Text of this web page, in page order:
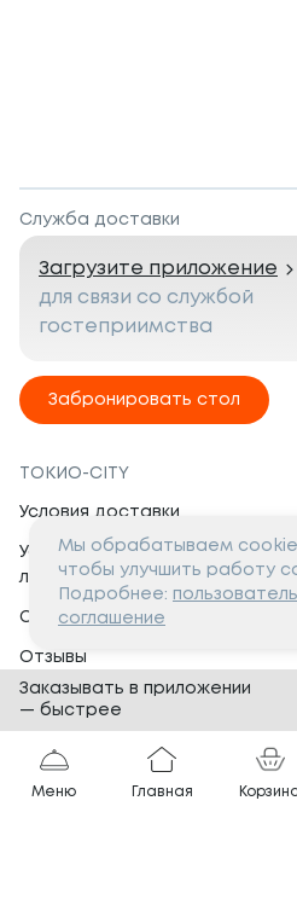
Служба доставки
Загрузите приложение
для связи со службой
гостеприимства
Забронировать стол
ТОКИО-CITY
Условия доставки
Условия программы
лояльности
Сертификаты
Отзывы
Банкеты
Вопросы и ответы
Меню Главная
Мы обрабатываем
чтобы улучшить работу
Подробнее:
соглашение
Заказывать в приложении
— быстрее